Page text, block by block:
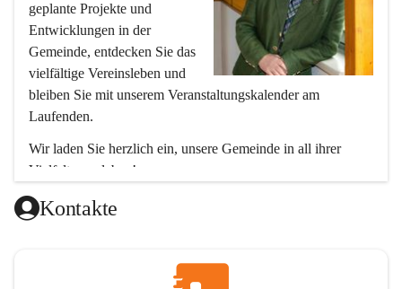
geplante Projekte und
Entwicklungen in der
Gemeinde, entdecken Sie das
vielfältige Vereinsleben und
bleiben Sie mit unserem Veranstaltungskalender am
Laufenden.
Wir laden Sie herzlich ein, unsere Gemeinde in all ihrer
Vielfalt zu erleben!
Ihr Bürgermeister
Hubert Zinner
Kontakte